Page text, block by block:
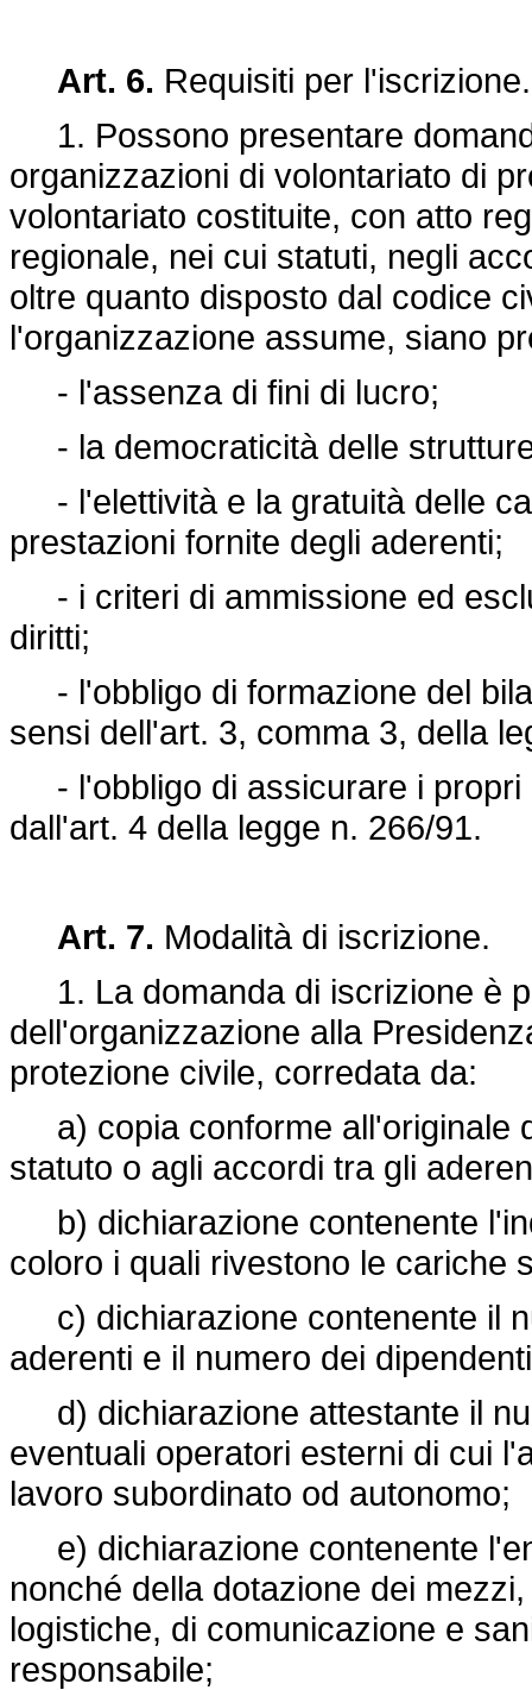
Art. 6. Requisiti per l'iscrizione.
1. Possono presentare
organizzazioni di volontariato di
volontariato costituite, con atto
regionale, nei cui statuti, negli
oltre quanto disposto dal codice
l'organizzazione assume, siano
- l'assenza di fini di lucro;
- la democraticità delle
- l'elettività e la gratuità delle
prestazioni fornite degli aderenti;
- i criteri di ammissione ed
diritti;
- l'obbligo di formazione del
sensi dell'art. 3, comma 3, della
- l'obbligo di assicurare i propri
dall'art. 4 della legge n. 266/91.
Art. 7. Modalità di iscrizione.
1. La domanda di iscrizione è
dell'organizzazione alla
protezione civile, corredata da:
a) copia conforme all'originale
statuto o agli accordi tra gli
b) dichiarazione contenente
coloro i quali rivestono le cariche
c) dichiarazione contenente il
aderenti e il numero dei
d) dichiarazione attestante il
eventuali operatori esterni di cui
lavoro subordinato od autonomo;
e) dichiarazione contenente
nonché della dotazione dei
logistiche, di comunicazione e
responsabile;